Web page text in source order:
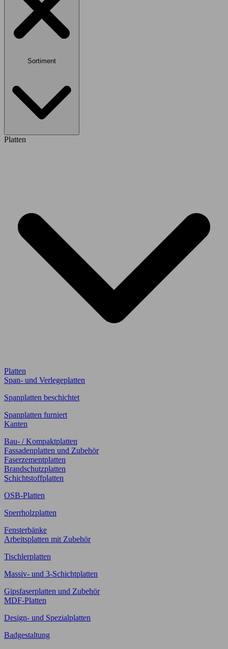
Sortiment
Platten
Platten
Span- und Verlegeplatten
Spanplatten beschichtet
Spanplatten furniert
Kanten
Bau- / Kompaktplatten
Fassadenplatten und Zubehör
Faserzementplatten
Brandschutzplatten
Schichtstoffplatten
OSB-Platten
Sperrholzplatten
Fensterbänke
Arbeitsplatten mit Zubehör
Tischlerplatten
Massiv- und 3-Schichtplatten
Gipsfaserplatten und Zubehör
MDF-Platten
Design- und Spezialplatten
Badgestaltung